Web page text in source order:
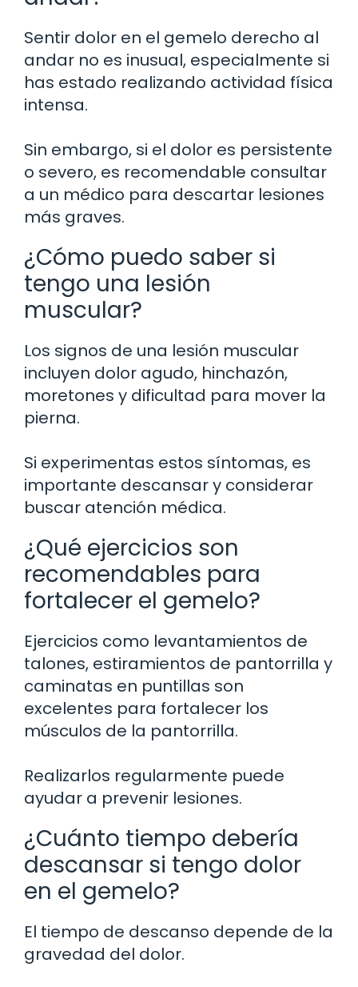
Sentir dolor en el gemelo derecho al
andar no es inusual, especialmente si
has estado realizando actividad física
intensa.
Sin embargo, si el dolor es persistente
o severo, es recomendable consultar
a un médico para descartar lesiones
más graves.
¿Cómo puedo saber si
tengo una lesión
muscular?
Los signos de una lesión muscular
incluyen dolor agudo, hinchazón,
moretones y dificultad para mover la
pierna.
Si experimentas estos síntomas, es
importante descansar y considerar
buscar atención médica.
¿Qué ejercicios son
recomendables para
fortalecer el gemelo?
Ejercicios como levantamientos de
talones, estiramientos de pantorrilla y
caminatas en puntillas son
excelentes para fortalecer los
músculos de la pantorrilla.
Realizarlos regularmente puede
ayudar a prevenir lesiones.
¿Cuánto tiempo debería
descansar si tengo dolor
en el gemelo?
El tiempo de descanso depende de la
gravedad del dolor.